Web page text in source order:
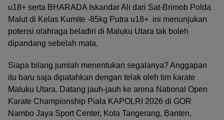
u18+ serta BHARADA Iskandar Ali dari Sat-Brimob Polda
Malut di Kelas Kumite -85kg Putra u18+ ini menunjukan
potensi olahraga beladiri di Maluku Utara tak boleh
dipandang sebelah mata.
Siapa bilang jumlah menentukan segalanya? Anggapan
itu baru saja dipatahkan dengan telak oleh tim karate
Maluku Utara. Datang jauh-jauh ke arena National Open
Karate Championship Piala KAPOLRI 2026 di GOR
Nambo Jaya Sport Center, Kota Tangerang, Banten,